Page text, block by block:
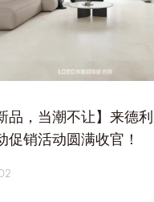
品，当潮不让】来德
促销活动圆满收官！